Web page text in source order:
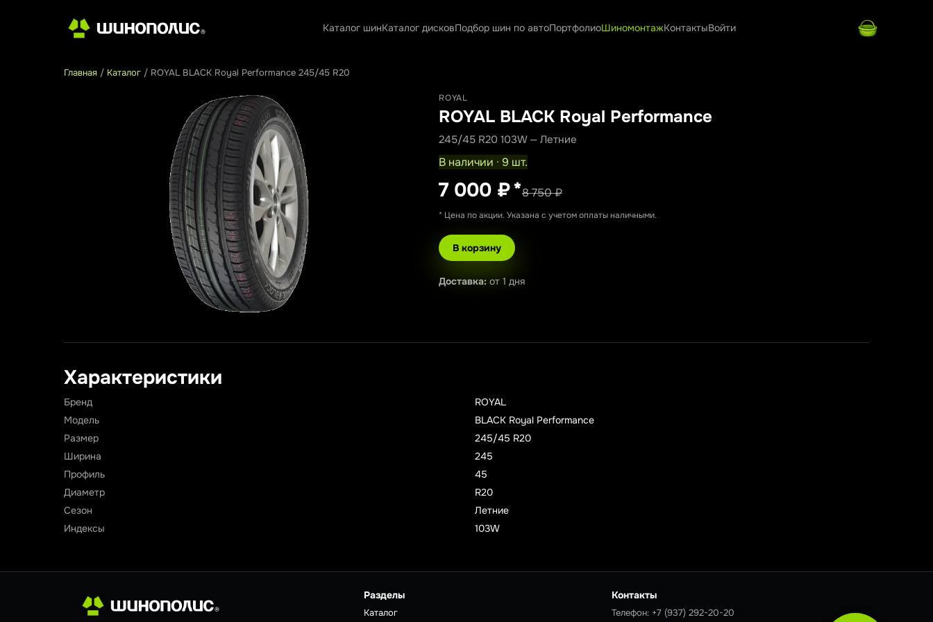
Каталог шинКаталог дисковПодбор шин по автоПортфолиоШиномонтажКонтактыВойти
Главная / Каталог / ROYAL BLACK Royal Performance 245/45 R20
ROYAL
ROYAL BLACK Royal Performance
245/45 R20 103W — Летние
В наличии · 9 шт.
7 000 ₽*8 750 ₽
* Цена по акции. Указана с учетом оплаты наличными.
В корзину
Доставка: от 1 дня
Характеристики
Бренд
ROYAL
Модель
BLACK Royal Performance
Размер
245/45 R20
Ширина
245
Профиль
45
Диаметр
R20
Сезон
Летние
Индексы
103W
Разделы
Каталог
Контакты
Телефон: +7 (937) 292-20-20